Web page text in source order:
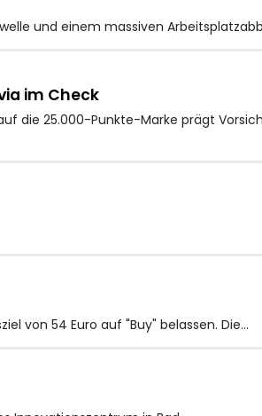
und einem massiven
im Check
die 25.000-Punkte-Marke prägt
von 54 Euro auf "Buy" belassen. Die…